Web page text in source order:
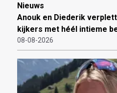
Nieuws
Anouk en Diederik
kijkers met héél intieme
08-08-2026